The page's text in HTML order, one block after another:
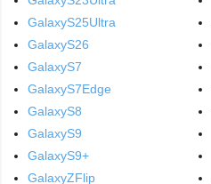
GalaxyS25Ultra
GalaxyS26
GalaxyS7
GalaxyS7Edge
GalaxyS8
GalaxyS9
GalaxyS9+
GalaxyZFlip